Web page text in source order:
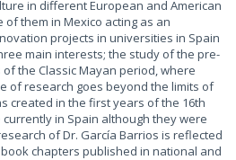
in different European and American
them in Mexico acting as an
projects in universities in Spain
main interests; the study of the pre-
the Classic Mayan period, where
of research goes beyond the limits of
created in the first years of the 16th
in Spain although they were
of Dr. García Barrios is reflected
chapters published in national and